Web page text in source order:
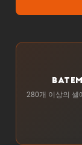
280개 이상의 셀